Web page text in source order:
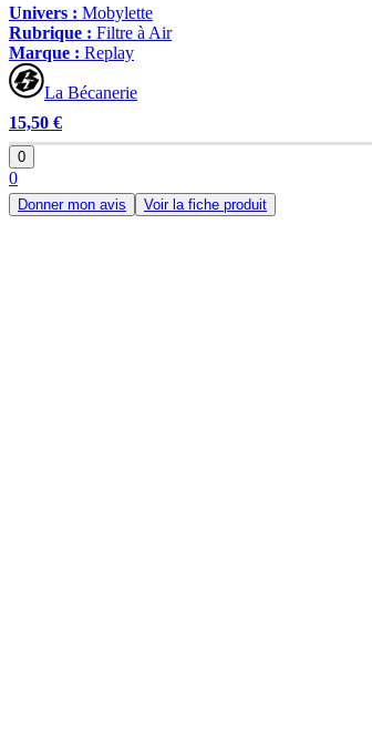
Univers : Mobylette
Rubrique : Filtre à Air
Marque : Replay
La Bécanerie
15,50 €
0
0
Donner mon avis Voir la fiche produit